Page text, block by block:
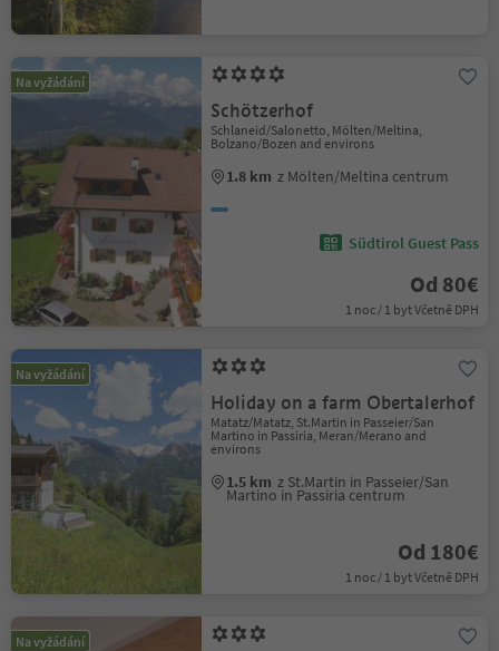
Na vyžádání
Schötzerhof
Schlaneid/Salonetto, Mölten/Meltina,
Bolzano/Bozen and environs
1.8 km z Mölten/Meltina centrum
Südtirol Guest Pass
Od 80€
1 noc / 1 byt Včetně DPH
Na vyžádání
Holiday on a farm Obertalerhof
Matatz/Matatz, St.Martin in Passeier/San
Martino in Passiria, Meran/Merano and
environs
1.5 km z St.Martin in Passeier/San
Martino in Passiria centrum
Od 180€
1 noc / 1 byt Včetně DPH
Na vyžádání